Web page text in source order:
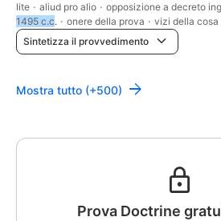
lite · aliud pro alio · opposizione a decreto
1495 c.c. · onere della prova · vizi della cosa
Sintetizza il provvedimento
Mostra tutto (+500)
Prova Doctrine